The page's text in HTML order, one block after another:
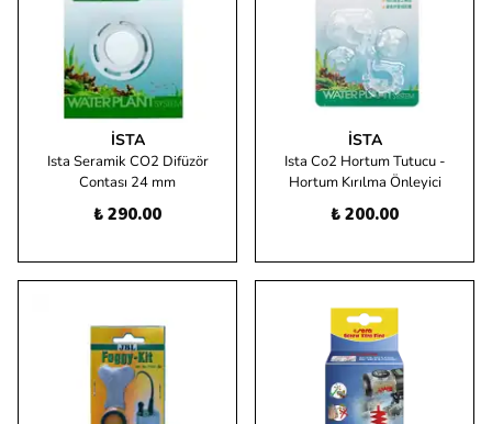
İSTA
Ista Seramik CO2 Difüzör
Contası 24 mm
₺ 290.00
İSTA
Ista Co2 Hortum Tutucu -
Hortum Kırılma Önleyici
₺ 200.00